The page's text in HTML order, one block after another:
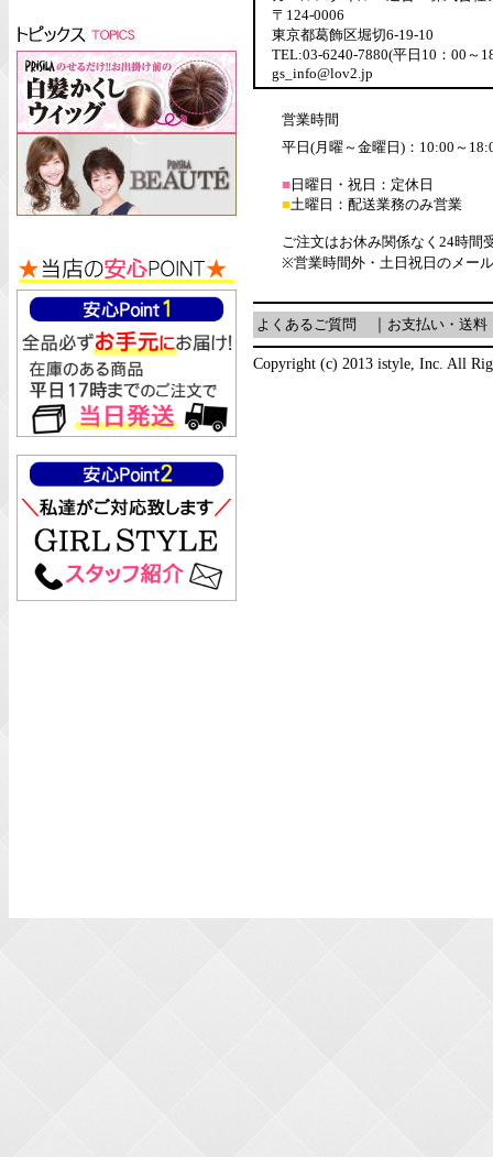
〒124-0006
東京都葛飾区堀切6-19-10
TEL:03-6240-7880(平日10：00～
gs_info@lov2.jp
営業時間
平日(月曜～金曜日)：10:00～
■ 日曜日・祝日：定休日
■土曜日：配送業務のみ営業
ご注文はお休み関係なく24時間
※営業時間外・土日祝日のメー
よくあるご質問 お支払い・送料
Copyright (c) 2013 istyle, Inc. All